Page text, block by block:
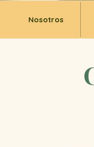
Nosotros